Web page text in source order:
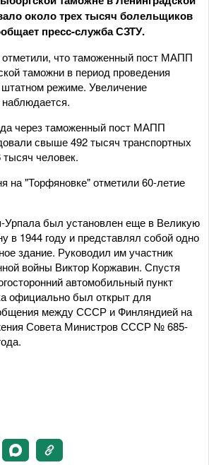
около трех тысяч болельщиков
пресс-служба СЗТУ.
отметили, что таможенный пост МАПП
таможни в период проведения
режиме. Увеличение
через таможенный пост МАПП
свыше 492 тысяч транспортных
человек.
на "Торфяновке" отметили 60-летие
Урпала был установлен еще в Великую
в 1944 году и представлял собой одно
здание. Руководил им участник
войны Виктор Коржавин. Спустя
автомобильный пункт
официально был открыт для
между СССР и Финляндией на
Совета Министров СССР № 685-